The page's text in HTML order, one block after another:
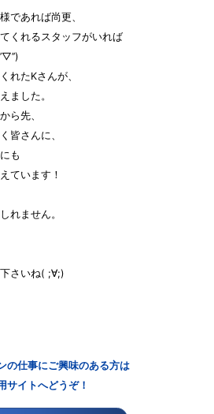
であれば尚更、
くれるスタッフがいれば
れたKさんが、
ました。
ら先、
皆さんに、
も
ています！
れません。
さいね( ;∀;)
の仕事にご興味のある方は
サイトへどうぞ！